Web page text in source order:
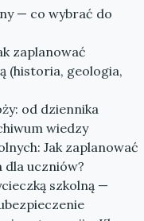
— co wybrać do
zaplanować
(historia, geologia,
od dziennika
wiedzy
Jak zaplanować
dla uczniów?
szkolną —